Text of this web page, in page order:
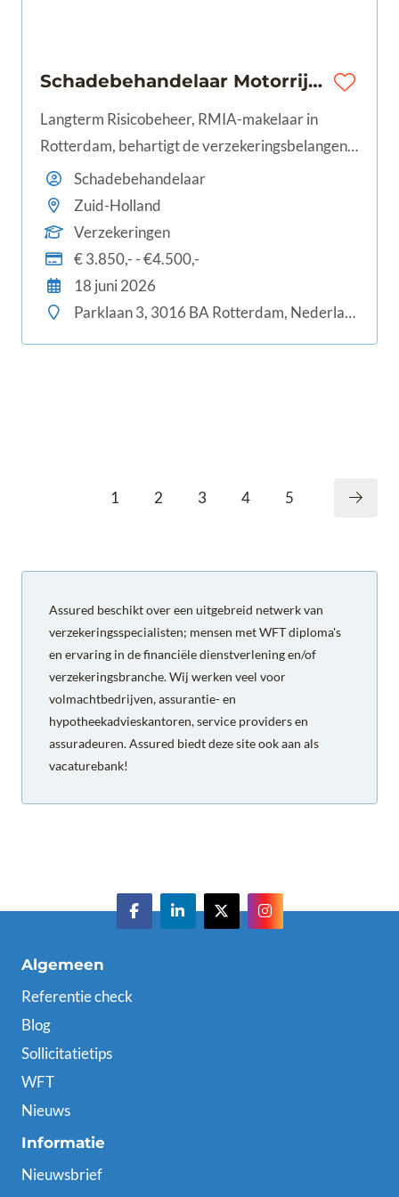
Schadebehandelaar Motorrijtuigen | Rotterdam | 32-40 uur | €3.850 - €4.500
Langterm Risicobeheer, RMIA-makelaar in
Rotterdam, behartigt de verzekeringsbelangen
van MKB en middelgrote ondernemingen en
haar medewerkers. Vanwege de groei van ons
bedrijf zijn wij op zoek naar een nieuwe
schadebehandelaar die een spilfunctie zal gaan
bekleden bij één van de leukste
verzekeringsmakelaars van Nederland.
Schadebehandelaar
Zuid-Holland
Verzekeringen
€ 3.850,- - €4.500,-
18 juni 2026
Parklaan 3, 3016 BA Rotterdam, Nederland
1 2 3 4 5
Assured beschikt over een uitgebreid netwerk van
verzekeringsspecialisten; mensen met WFT diploma's
en ervaring in de financiële dienstverlening en/of
verzekeringsbranche. Wij werken veel voor
volmachtbedrijven, assurantie- en
hypotheekadvieskantoren, service providers en
assuradeuren. Assured biedt deze site ook aan als
vacaturebank!
Algemeen
Referentie check
Blog
Sollicitatietips
WFT
Nieuws
Informatie
Nieuwsbrief